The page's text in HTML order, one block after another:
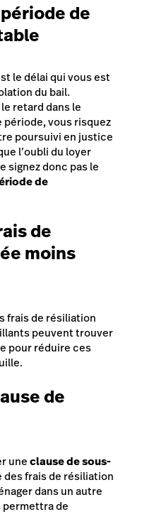
de
le délai qui vous est
du bail.
retard dans le
période, vous risquez
poursuivi en justice
l’oubli du loyer
signez donc pas le
de
de
moins
frais de résiliation
peuvent trouver
pour réduire ces
de
uneclause de sous-
des frais de résiliation
dans un autre
permettra de